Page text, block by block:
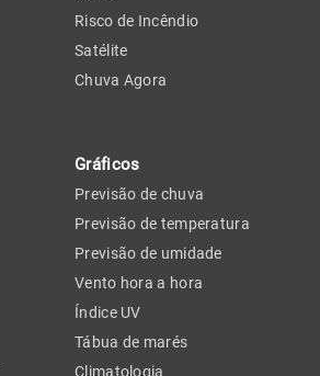
Risco de Incêndio
Satélite
Chuva Agora
Gráficos
Previsão de chuva
Previsão de temperatura
Previsão de umidade
Vento hora a hora
Índice UV
Tábua de marés
Climatologia